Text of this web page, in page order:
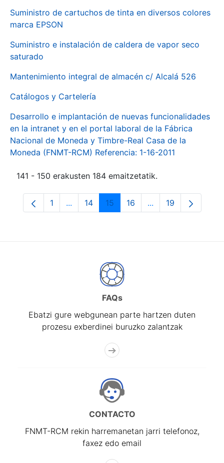
Suministro de cartuchos de tinta en diversos colores
marca EPSON
Suministro e instalación de caldera de vapor seco
saturado
Mantenimiento integral de almacén c/ Alcalá 526
Catálogos y Cartelería
Desarrollo e implantación de nuevas funcionalidades
en la intranet y en el portal laboral de la Fábrica
Nacional de Moneda y Timbre-Real Casa de la
Moneda (FNMT-RCM) Referencia: 1-16-2011
141 - 150 erakusten 184 emaitzetatik.
Orrialdea
1 ...Intermediate Pages Use TAB to navigate.
Orrialdea
14 Orrialdea
15 Orrialdea
16 ...Intermediate
Orrialdea
19
FAQs
Ebatzi gure webgunean parte hartzen duten
prozesu exberdinei buruzko zalantzak
CONTACTO
FNMT-RCM rekin harremanetan jarri telefonoz,
faxez edo email